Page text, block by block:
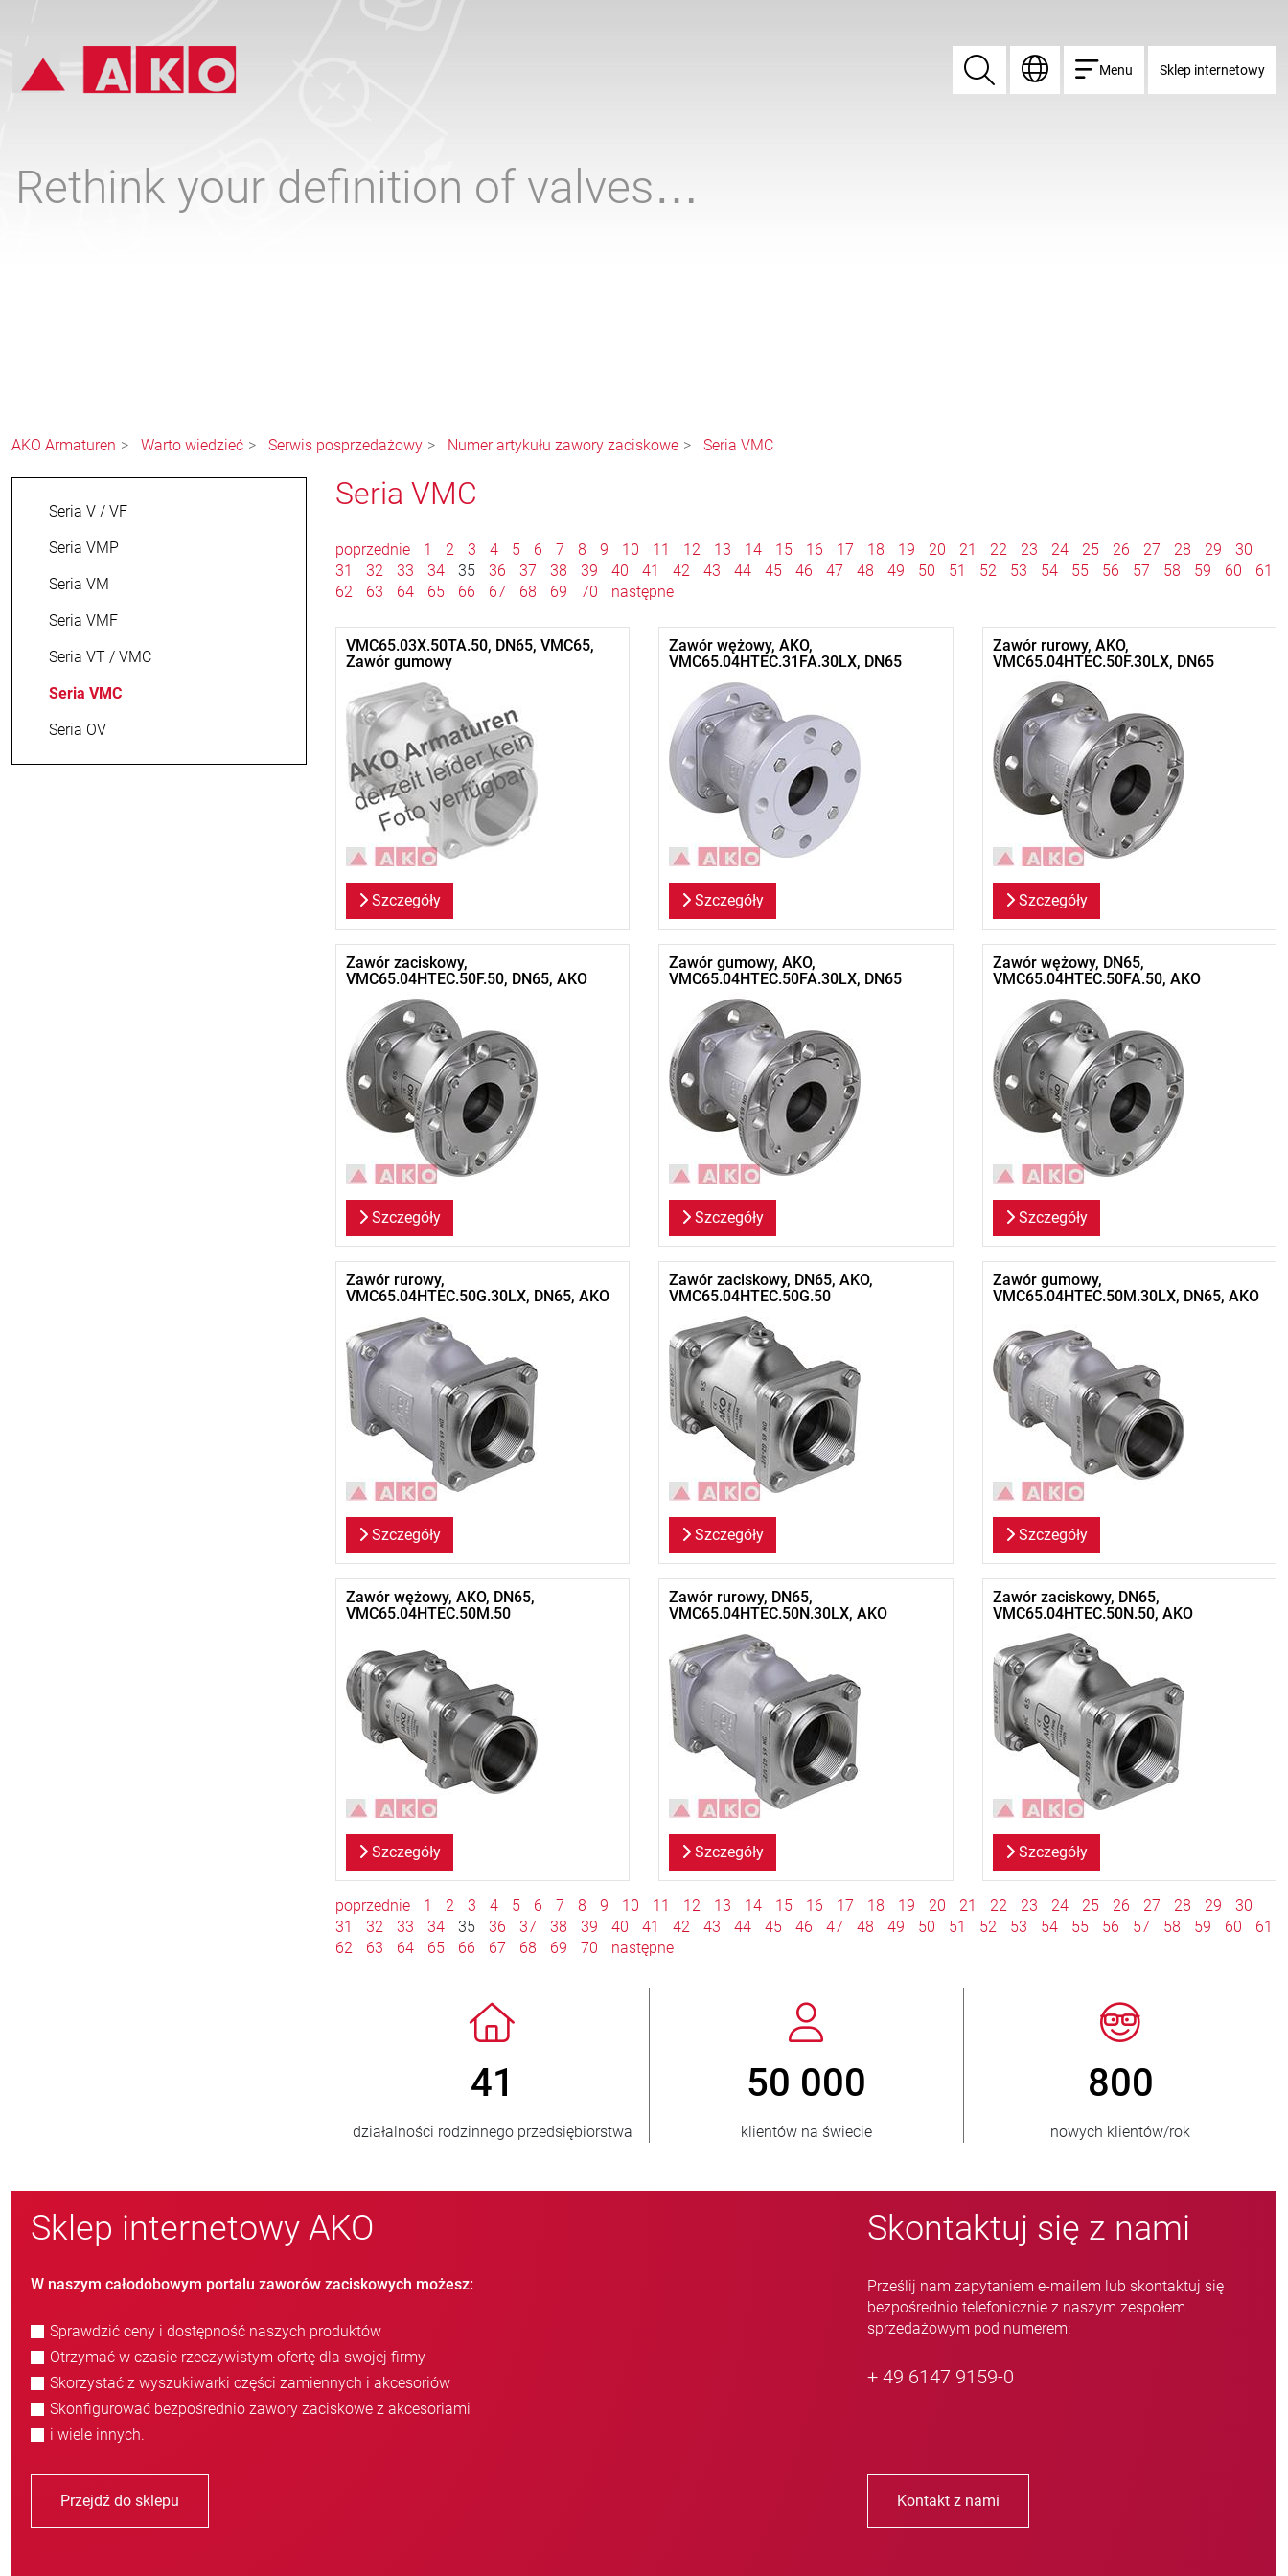
Znajdź
Znajdź Menu Sklep internetowy
Rethink your definition of valves…
AKO Armaturen Warto wiedzieć Serwis posprzedażowy Numer artykułu zawory zaciskowe Seria VMC
Seria V / VF
Seria VMP
Seria VM
Seria VMF
Seria VT / VMC
Seria VMC
Seria OV
Seria VMC
poprzednie 1 2 3 4 5 6 7 8 9 10 11 12 13 14 15 16 17 18 19 20 21 22 23 24 25 26 27 28 29
30
31
32 33 34 35 36 37 38 39 40 41 42 43 44 45 46 47 48 49 50 51 52 53 54 55 56 57 58 59 60
61
62
63 64 65 66 67 68 69 70 następne
VMC65.03X.50TA.50, DN65, VMC65,
Zawór gumowy
Szczegóły
Zawór wężowy, AKO,
VMC65.04HTEC.31FA.30LX, DN65
Szczegóły
Zawór rurowy, AKO,
VMC65.04HTEC.50F.30LX, DN65
Szczegóły
Zawór zaciskowy,
VMC65.04HTEC.50F.50, DN65, AKO
Szczegóły
Zawór gumowy, AKO,
VMC65.04HTEC.50FA.30LX, DN65
Szczegóły
Zawór wężowy, DN65,
VMC65.04HTEC.50FA.50, AKO
Szczegóły
Zawór rurowy,
VMC65.04HTEC.50G.30LX, DN65, AKO
Szczegóły
Zawór zaciskowy, DN65, AKO,
VMC65.04HTEC.50G.50
Szczegóły
Zawór gumowy,
VMC65.04HTEC.50M.30LX, DN65, AKO
Szczegóły
Zawór wężowy, AKO, DN65,
VMC65.04HTEC.50M.50
Szczegóły
Zawór rurowy, DN65,
VMC65.04HTEC.50N.30LX, AKO
Szczegóły
Zawór zaciskowy, DN65,
VMC65.04HTEC.50N.50, AKO
Szczegóły
poprzednie 1 2 3 4 5 6 7 8 9 10 11 12 13 14 15 16 17 18 19 20 21 22 23 24 25 26 27 28 29
30
31
32 33 34 35 36 37 38 39 40 41 42 43 44 45 46 47 48 49 50 51 52 53 54 55 56 57 58 59 60
61
62
63 64 65 66 67 68 69 70 następne
> 3 500 000
sprzedanych jednostek
150
krajów odbiorców
> 15 000
wariantów zaworów zaciskowych
Sklep internetowy AKO
W naszym całodobowym portalu zaworów zaciskowych możesz:
Sprawdzić ceny i dostępność naszych produktów
Otrzymać w czasie rzeczywistym ofertę dla swojej firmy
Skorzystać z wyszukiwarki części zamiennych i akcesoriów
Skonfigurować bezpośrednio zawory zaciskowe z akcesoriami
i wiele innych.
Przejdź do sklepu
Skontaktuj się z nami
Prześlij nam zapytaniem e-mailem lub skontaktuj się
bezpośrednio telefonicznie z naszym zespołem
sprzedażowym pod numerem:
+ 49 6147 9159-0
Kontakt z nami